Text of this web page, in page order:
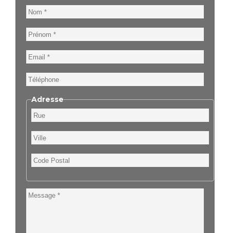
Nom
Prénom
Email
Téléphone
Adresse
Rue
Ville
Code
Postal
Message